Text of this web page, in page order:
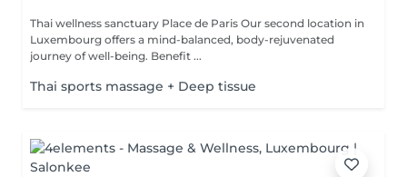
Thai wellness sanctuary Place de Paris Our second location in
Luxembourg offers a mind-balanced, body-rejuvenated
journey of well-being. Benefit ...
Thai sports massage + Deep tissue